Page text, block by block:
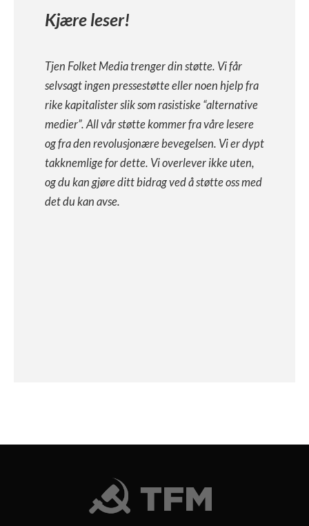
Kjære leser!
Tjen Folket Media trenger din støtte. Vi får
selvsagt ingen pressestøtte eller noen hjelp fra
rike kapitalister slik som rasistiske “alternative
medier”. All vår støtte kommer fra våre lesere
og fra den revolusjonære bevegelsen. Vi er dypt
takknemlige for dette. Vi overlever ikke uten,
og du kan gjøre ditt bidrag ved å støtte oss med
det du kan avse.